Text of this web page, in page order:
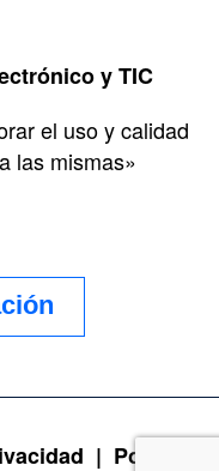
y TIC
el uso y calidad
las mismas»
| Política